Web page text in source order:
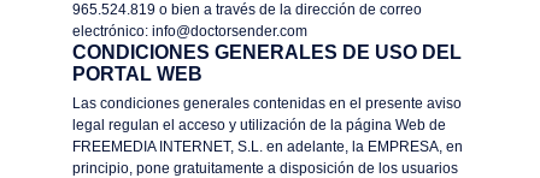
965.524.819 o bien a través de la dirección de correo
electrónico: info@doctorsender.com
CONDICIONES GENERALES DE USO DEL
PORTAL WEB
Las condiciones generales contenidas en el presente aviso
legal regulan el acceso y utilización de la página Web de
FREEMEDIA INTERNET, S.L. en adelante, la EMPRESA, en
principio, pone gratuitamente a disposición de los usuarios